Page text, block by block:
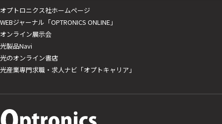
オプトロニクス社ホームページ
WEBジャーナル「OPTRONICS ONLINE」
オンライン展示会
光製品Navi
光のオンライン書店
光産業専門求職・求人ナビ「オプトキャリア」